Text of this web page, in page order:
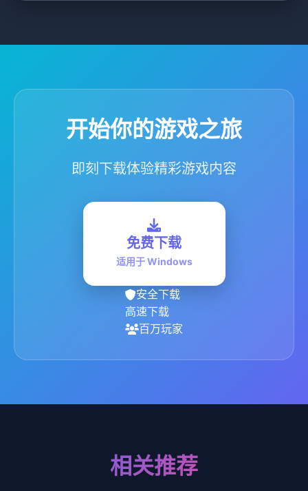
开始你的游戏之旅
即刻下载体验精彩游戏内容
免费下载
适用于 Windows
安全下载
高速下载
百万玩家
相关推荐